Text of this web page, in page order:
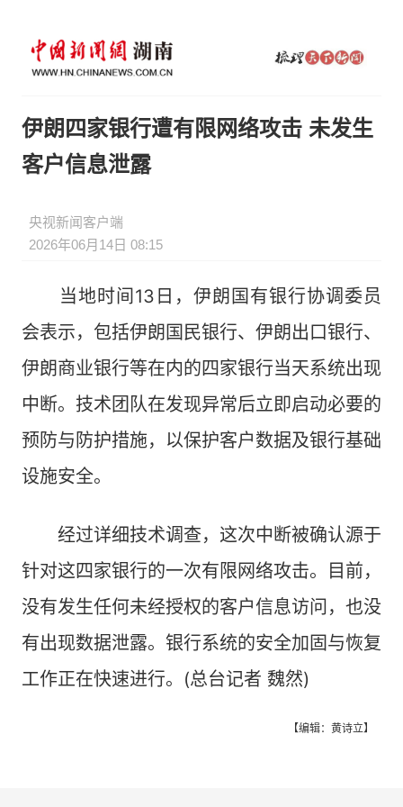
伊朗四家银行遭有限网络攻击 未发生
客户信息泄露
央视新闻客户端
2026年06月14日 08:15
当地时间13日，伊朗国有银行协调委员
会表示，包括伊朗国民银行、伊朗出口银行、
伊朗商业银行等在内的四家银行当天系统出现
中断。技术团队在发现异常后立即启动必要的
预防与防护措施，以保护客户数据及银行基础
设施安全。
经过详细技术调查，这次中断被确认源于
针对这四家银行的一次有限网络攻击。目前，
没有发生任何未经授权的客户信息访问，也没
有出现数据泄露。银行系统的安全加固与恢复
工作正在快速进行。(总台记者 魏然)
【编辑：黄诗立】